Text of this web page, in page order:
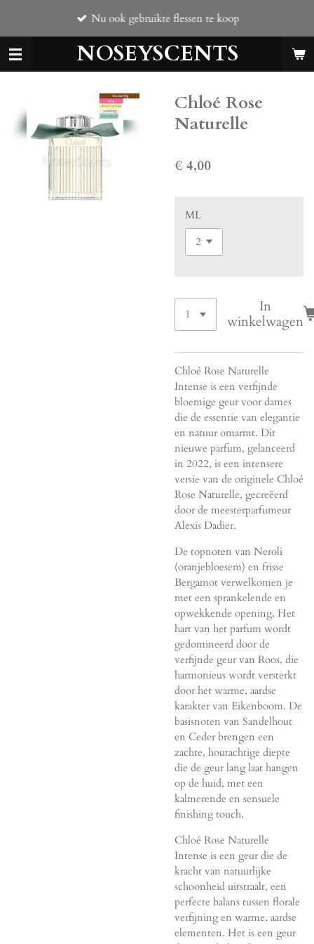
de
hoofdinhoud
NOSEYSCENTS
Nu ook gebruikte flessen te koop
Chloé Rose
Naturelle
€ 4,00
ML
In
winkelwagen
Chloé Rose Naturelle
Intense is een verfijnde
bloemige geur voor dames
die de essentie van elegantie
en natuur omarmt. Dit
nieuwe parfum, gelanceerd
in 2022, is een intensere
versie van de originele Chloé
Rose Naturelle, gecreëerd
door de meesterparfumeur
Alexis Dadier.
De topnoten van Neroli
(oranjebloesem) en frisse
Bergamot verwelkomen je
met een sprankelende en
opwekkende opening. Het
hart van het parfum wordt
gedomineerd door de
verfijnde geur van Roos, die
harmonieus wordt versterkt
door het warme, aardse
karakter van Eikenboom. De
basisnoten van Sandelhout
en Ceder brengen een
zachte, houtachtige diepte
die de geur lang laat hangen
op de huid, met een
kalmerende en sensuele
finishing touch.
Chloé Rose Naturelle
Intense is een geur die de
kracht van natuurlijke
schoonheid uitstraalt, een
perfecte balans tussen florale
verfijning en warme, aardse
elementen. Het is een geur